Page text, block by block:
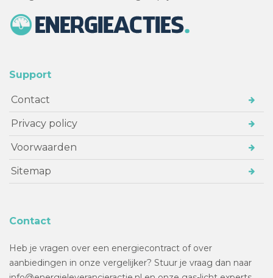
Support
Contact
Privacy policy
Voorwaarden
Sitemap
Contact
Heb je vragen over een energiecontract of over
aanbiedingen in onze vergelijker? Stuur je vraag dan naar